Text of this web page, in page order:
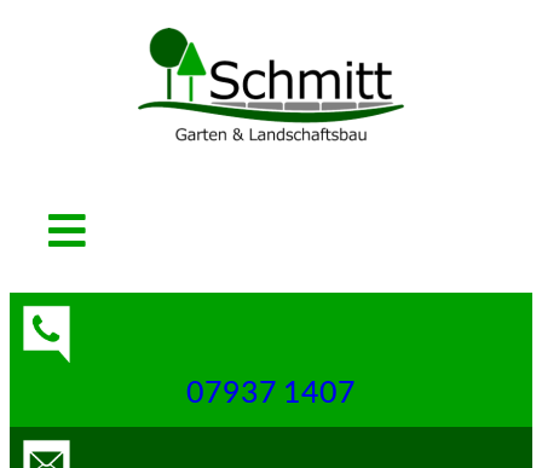
07937 1407